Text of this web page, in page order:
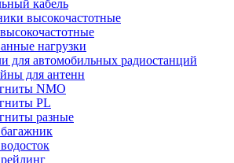
кабель
высокочастотные
нагрузки
для автомобильных радиостанций
для антенн
NMO
PL
разные